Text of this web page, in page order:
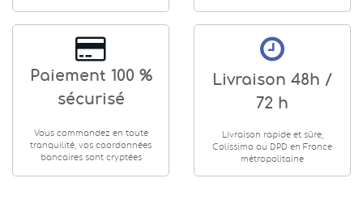
Paiement 100 %
sécurisé
Vous commandez en toute
tranquilité, vos coordonnées
bancaires sont cryptées
Livraison 48h /
72 h
Livraison rapide et sûre,
Colissimo ou DPD en France
métropolitaine